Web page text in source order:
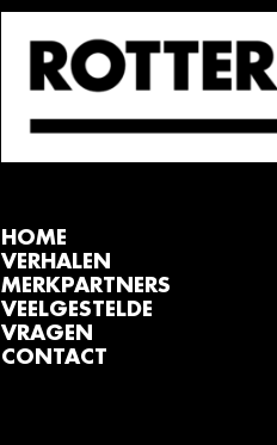
HOME
VERHALEN
MERKPARTNERS
VEELGESTELDE
VRAGEN
CONTACT